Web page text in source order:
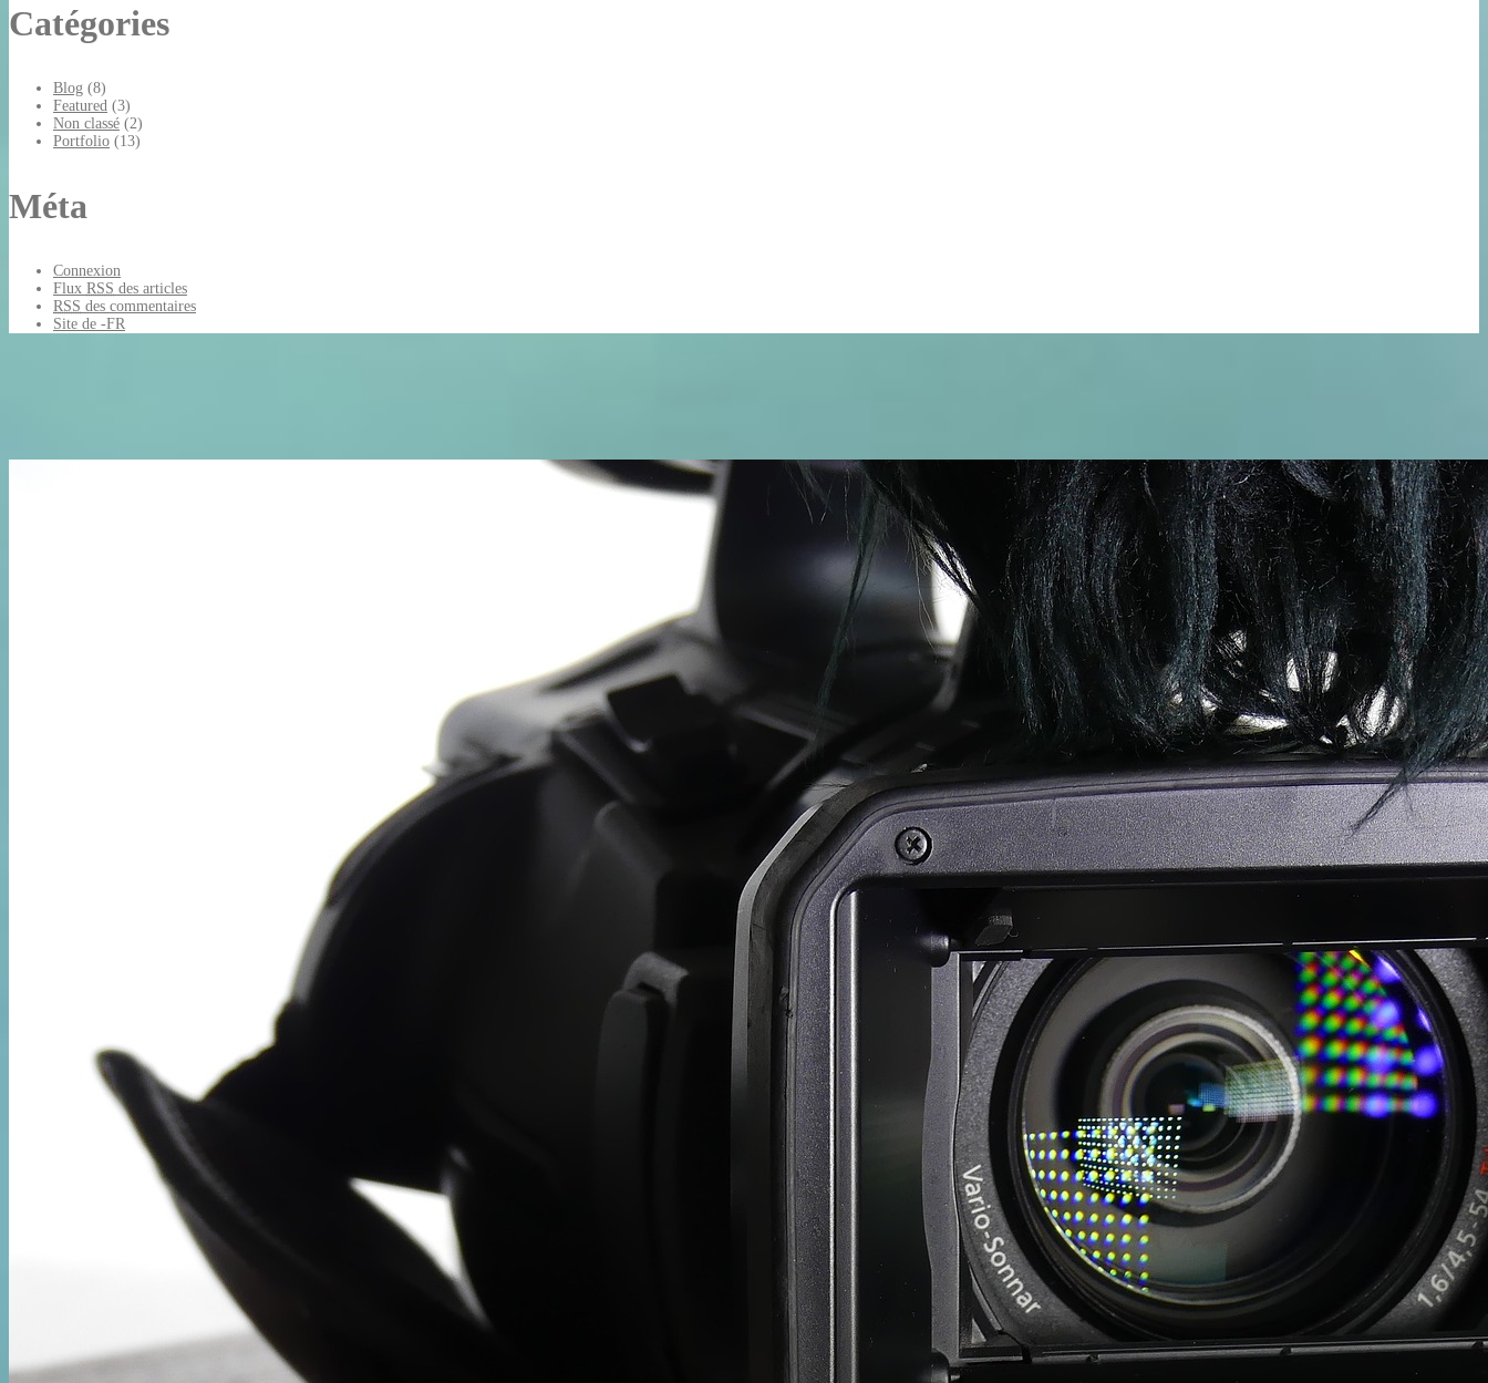
Catégories
Blog (8)
Featured (3)
Non classé (2)
Portfolio (13)
Méta
Connexion
Flux RSS des articles
RSS des commentaires
Site de -FR